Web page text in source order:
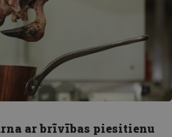
ar brīvības piesitienu